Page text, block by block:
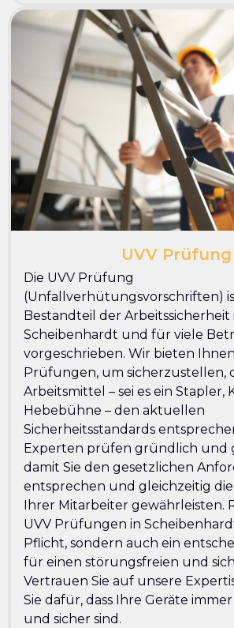
UVV Prüfung
Die UVV Prüfung
(Unfallverhütungsvorschriften)
Bestandteil der Arbeitssicherheit
Scheibenhardt und für viele
vorgeschrieben. Wir bieten
Prüfungen, um sicherzustellen,
Arbeitsmittel – sei es ein Stapler,
Hebebühne – den aktuellen
Sicherheitsstandards
Experten prüfen gründlich und
damit Sie den gesetzlichen
entsprechen und gleichzeitig
Ihrer Mitarbeiter gewährleisten.
UVV Prüfungen in
Pflicht, sondern auch ein
für einen störungsfreien und
Vertrauen Sie auf unsere
Sie dafür, dass Ihre Geräte
und sicher sind.